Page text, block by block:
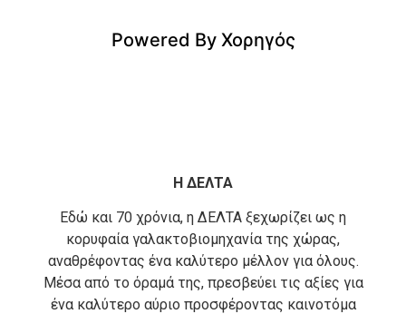
Powered By Χορηγός
Η ΔΕΛΤΑ
Εδώ και 70 χρόνια, η ΔΕΛΤΑ ξεχωρίζει ως η
κορυφαία γαλακτοβιομηχανία της χώρας,
αναθρέφοντας ένα καλύτερο μέλλον για όλους.
Μέσα από το όραμά της, πρεσβεύει τις αξίες για
ένα καλύτερο αύριο προσφέροντας καινοτόμα